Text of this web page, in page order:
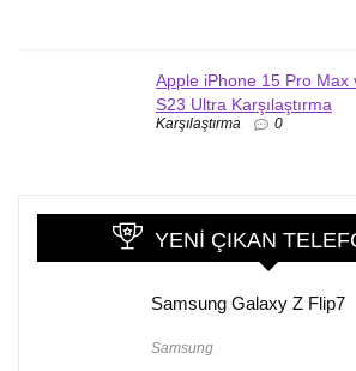
Apple iPhone 15 Pro Max
S23 Ultra Karşılaştırma
Karşılaştırma 0
YENI ÇIKAN
Samsung Galaxy Z Flip7
Samsung